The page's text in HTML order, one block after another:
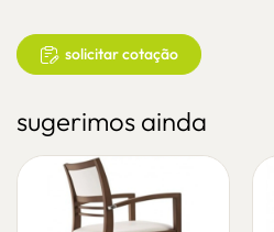
solicitar cotação
sugerimos ainda